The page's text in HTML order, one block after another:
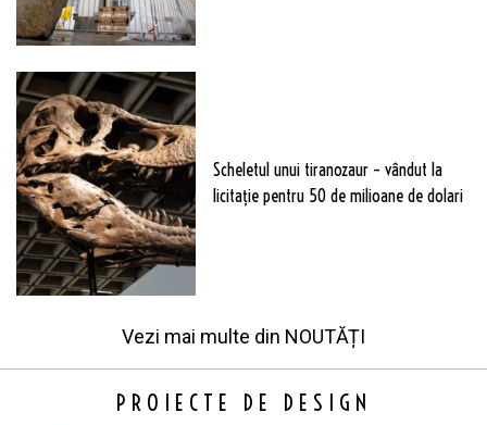
Scheletul unui tiranozaur – vândut la
licitație pentru 50 de milioane de dolari
Vezi mai multe din NOUTĂȚI
PROIECTE DE DESIGN